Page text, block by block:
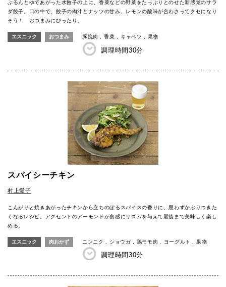
ぷるんとゆであがった水餃子の上に、香菜などの野菜をたっぷりとのせた新感覚のサラ
ダ餃子。口の中で、餃子の肉汁とナッツの甘み、レモンの酸味が合わさってクセになり
そう！ おつまみにぴったり。
エスニック おつまみ 豚挽肉 香菜 キャベツ 果物
調理時間30分
スパイシーチキン
村上愛子
こんがりと焼きあがったチキンから立ちのぼるスパイスの香りに、思わずかぶりつきた
くなるレシピ。アクセントのアーモンドが食感にリズムを与えて最後まで美味しく楽し
める。
エスニック 肉おかず ニンニク ショウガ 鶏モモ肉 ヨーグルト 果物
調理時間30分